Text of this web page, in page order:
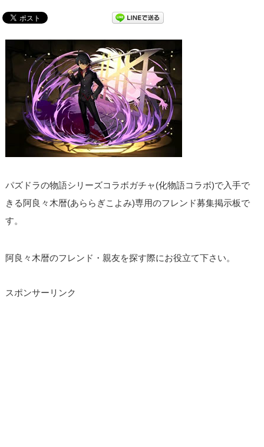
パズドラの物語シリーズコラボガチャ(化物語コラボ)で入手で
きる阿良々木暦(あららぎこよみ)専用のフレンド募集掲示板で
す。
阿良々木暦のフレンド・親友を探す際にお役立て下さい。
スポンサーリンク